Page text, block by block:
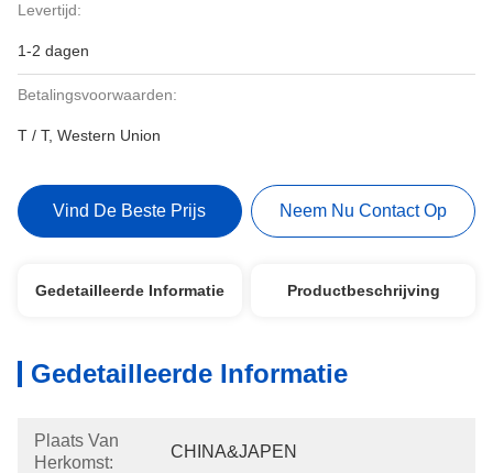
Levertijd:
1-2 dagen
Betalingsvoorwaarden:
T / T, Western Union
Vind De Beste Prijs Neem Nu Contact Op
Gedetailleerde Informatie Productbeschrijving
Gedetailleerde Informatie
Plaats Van
Herkomst:
CHINA&JAPEN